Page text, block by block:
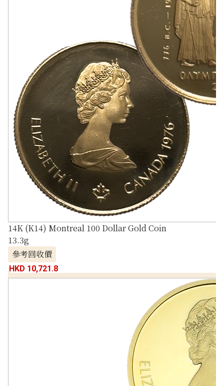
14K (K14) Montreal 100 Dollar Gold Coin
13.3g
參考回收價
HKD 10,721.8